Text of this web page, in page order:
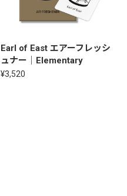
Earl of East エアーフレッシ
ュナー｜Elementary
¥3,520